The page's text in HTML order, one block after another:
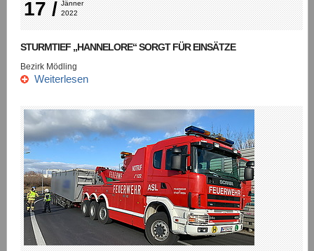
17 / Jänner
2022
STURMTIEF „HANNELORE“ SORGT FÜR EINSÄTZE
Bezirk Mödling
Weiterlesen